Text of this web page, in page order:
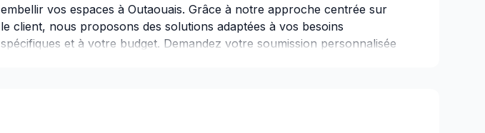
embellir vos espaces à Outaouais. Grâce à notre approche centrée sur
le client, nous proposons des solutions adaptées à vos besoins
spécifiques et à votre budget. Demandez votre soumission personnalisée